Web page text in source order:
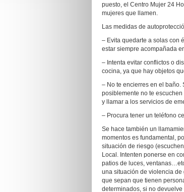
puesto, el Centro Mujer 24
mujeres que llamen.
Las medidas de
– Evita quedarte a solas con
estar siempre acompañada
– Intenta evitar conflictos o
cocina, ya que hay objetos
– No te encierres en el
posiblemente no te
y llamar a los servicios de
– Procura tener un teléfono
Se hace también un
momentos es fundamental,
situación de riesgo
Local. Intenten ponerse en
patios de luces,
una situación de violencia
que sepan que tienen
determinados, si no